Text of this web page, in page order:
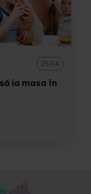
26:04
ia masa în